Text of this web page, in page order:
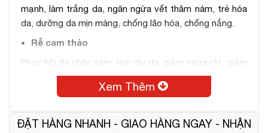
mạnh, làm trắng da, ngăn ngừa vết thâm nám, trẻ hóa
da, dưỡng da mịn màng, chống lão hóa, chống nắng.
Rễ cam thảo
Phục hồi da cháy sạm, làm dịu da, giảm ngứa rát, giảm
kích ứng, làm trắng da vượt trội.
Thành phần khác:Aloe Barbadensis Gel, Tinh dầu
đậu nành, Tinh dầu rum, …
Xem Thêm
ĐẶT HÀNG NHANH - GIAO HÀNG NGAY - NHẬN